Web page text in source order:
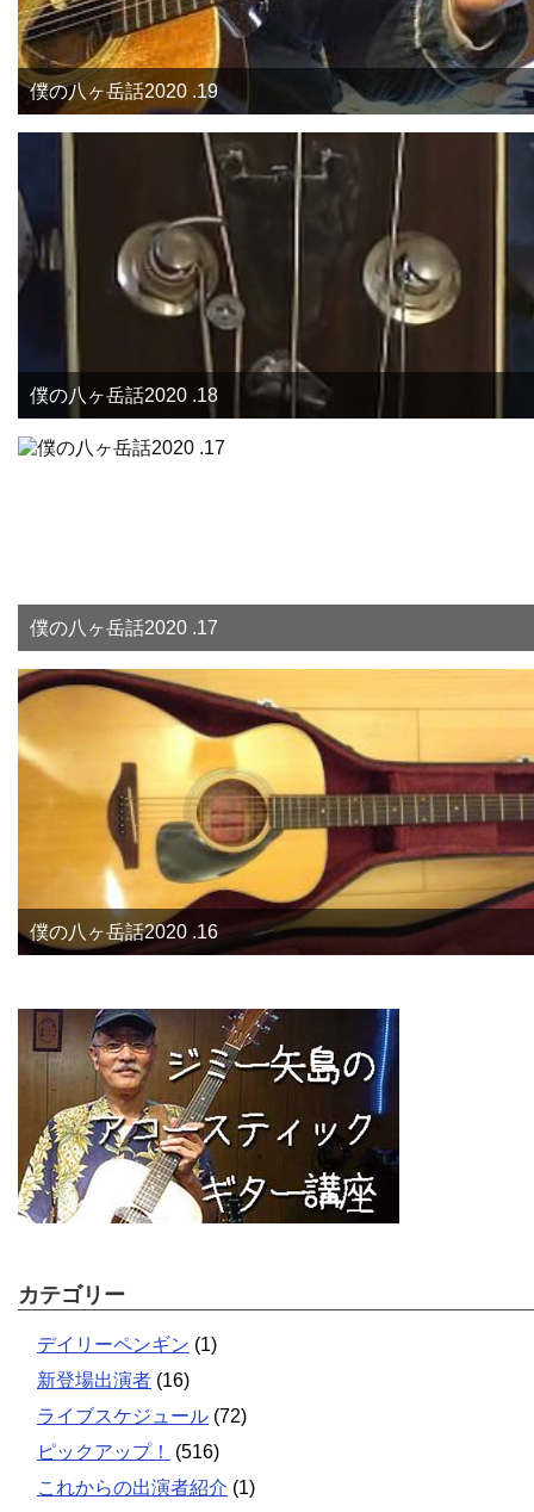
僕の八ヶ岳話2020 .19
僕の八ヶ岳話2020 .18
僕の八ヶ岳話2020 .17
僕の八ヶ岳話2020 .16
カテゴリー
デイリーペンギン (1)
新登場出演者 (16)
ライブスケジュール (72)
ピックアップ！
(516)
これからの出演者紹介 (1)